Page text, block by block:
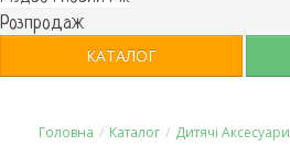
Розпродаж
КАТАЛОГ
Головна / Каталог / Дитячі Аксесуари